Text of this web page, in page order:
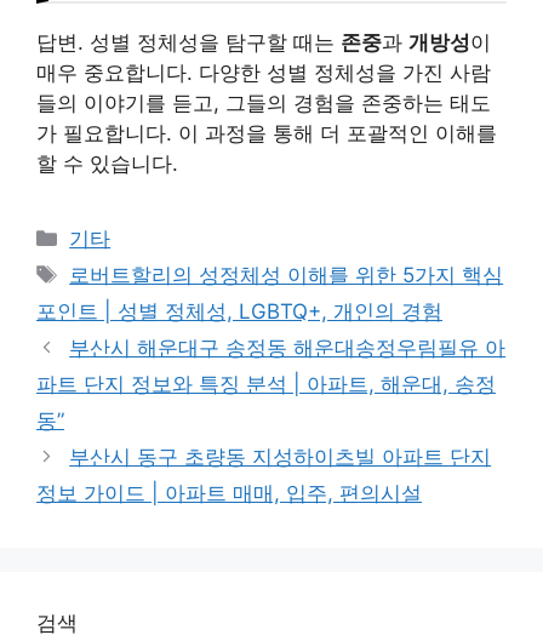
답변. 성별 정체성을 탐구할 때는 존중과 개방성이
매우 중요합니다. 다양한 성별 정체성을 가진 사람
들의 이야기를 듣고, 그들의 경험을 존중하는 태도
가 필요합니다. 이 과정을 통해 더 포괄적인 이해를
할 수 있습니다.
Categories
기타
Tags
로버트할리의 성정체성 이해를 위한 5가지 핵심
포인트 | 성별 정체성, LGBTQ+, 개인의 경험
부산시 해운대구 송정동 해운대송정우림필유 아
파트 단지 정보와 특징 분석 | 아파트, 해운대, 송정
동”
부산시 동구 초량동 지성하이츠빌 아파트 단지
정보 가이드 | 아파트 매매, 입주, 편의시설
검색